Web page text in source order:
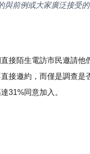
前例或大家廣泛接受的
接陌生電訪市民邀請
接邀約，而僅是調查
31%同意加入。